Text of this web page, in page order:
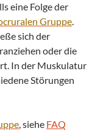
eine Folge der
Gruppe.
sich der
oder die
In der Muskulatur
Störungen
, siehe FAQ